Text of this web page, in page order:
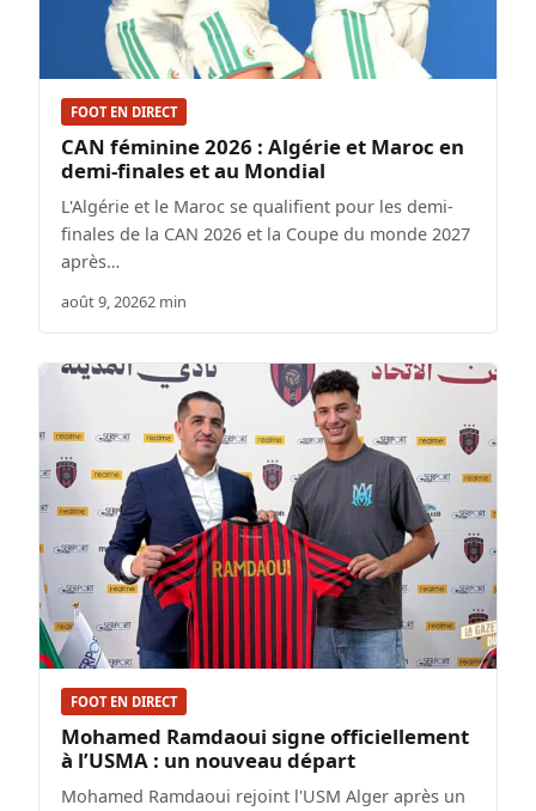
FOOT EN DIRECT
CAN féminine 2026 : Algérie et Maroc en
demi-finales et au Mondial
L'Algérie et le Maroc se qualifient pour les demi-
finales de la CAN 2026 et la Coupe du monde 2027
après…
août 9, 20262 min
FOOT EN DIRECT
Mohamed Ramdaoui signe officiellement
à l’USMA : un nouveau départ
Mohamed Ramdaoui rejoint l'USM Alger après un